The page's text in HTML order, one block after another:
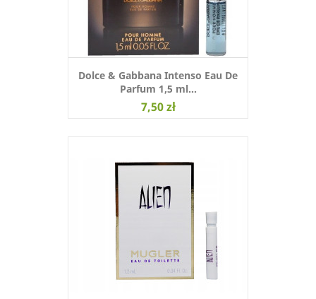
Dolce & Gabbana Intenso Eau De
Parfum 1,5 ml...
7,50 zł